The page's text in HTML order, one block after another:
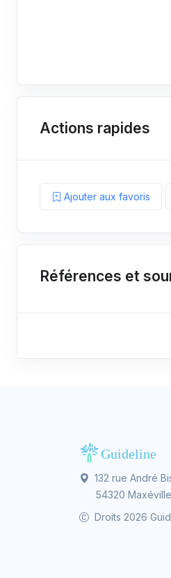
Actions rapides
Ajouter aux favoris
Références et
132 rue André
54320 Maxéville
Droits 2026